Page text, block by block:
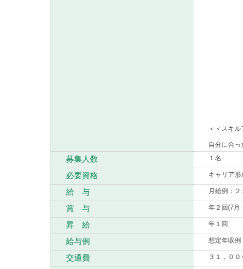
＜＜スキ
自分に合っ
募集人数 １名
必要資格 キャリア
給 与 月給例：
賞 与 年２回(7月
昇 給 年１回
給与例 想定年収例
交通費 ３１，０